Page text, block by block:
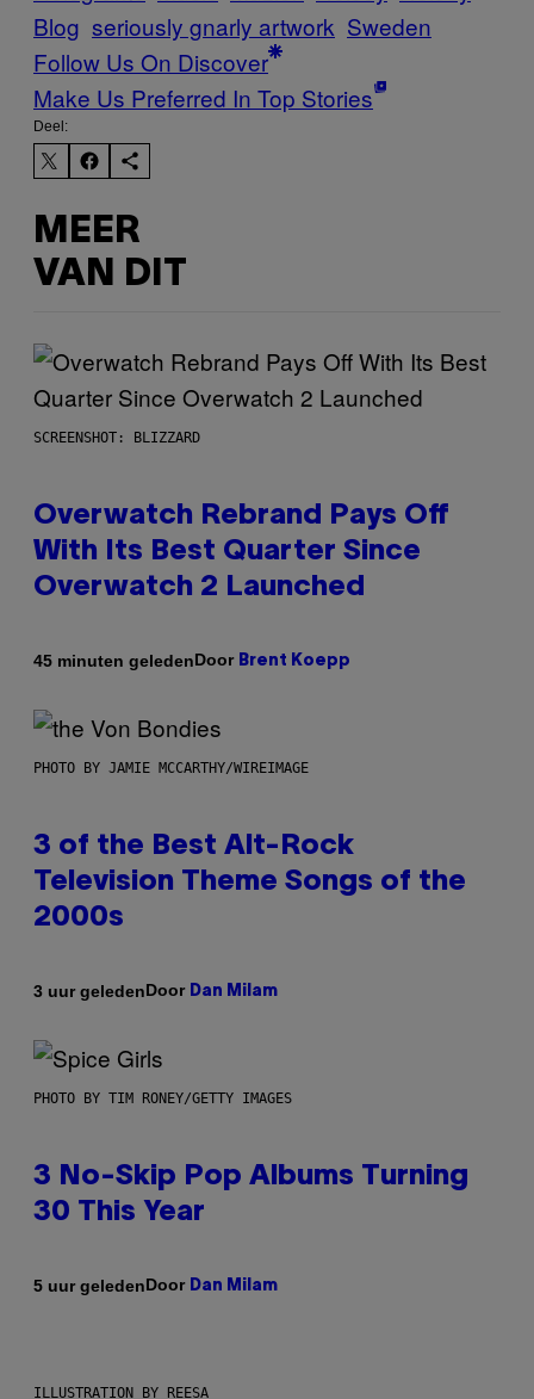
Blog seriously gnarly artwork Sweden
Follow Us On Discover
Make Us Preferred In Top Stories
Deel:
MEER
VAN DIT
SCREENSHOT: BLIZZARD
Overwatch Rebrand Pays Off
With Its Best Quarter Since
Overwatch 2 Launched
45 minuten geledenDoor Brent Koepp
PHOTO BY JAMIE MCCARTHY/WIREIMAGE
3 of the Best Alt-Rock
Television Theme Songs of the
2000s
3 uur geledenDoor Dan Milam
PHOTO BY TIM RONEY/GETTY IMAGES
3 No-Skip Pop Albums Turning
30 This Year
5 uur geledenDoor Dan Milam
ILLUSTRATION BY REESA